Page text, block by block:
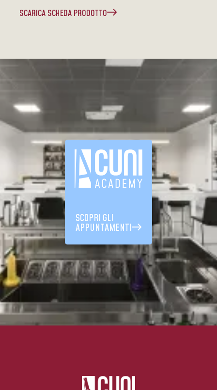
SCARICA SCHEDA PRODOTTO
SCOPRI GLI
APPUNTAMENTI